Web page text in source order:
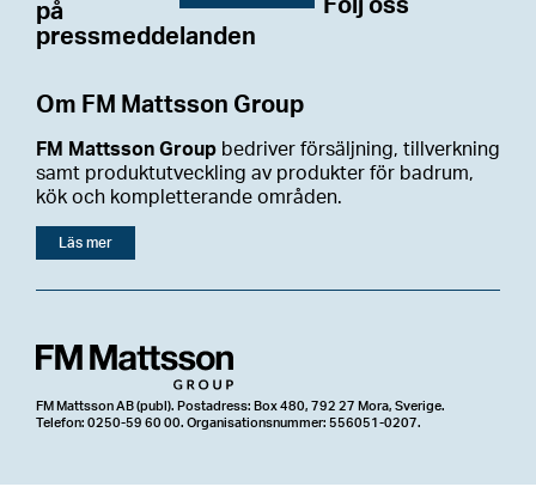
Om FM Mattsson Group
FM Mattsson Group bedriver försäljning, tillverkning
samt produktutveckling av produkter för badrum,
kök och kompletterande områden.
Läs mer
på
pressmeddelanden
Följ oss
FM Mattsson AB (publ). Postadress: Box 480, 792 27 Mora, Sverige.
Telefon: 0250-59 60 00. Organisationsnummer: 556051-0207.